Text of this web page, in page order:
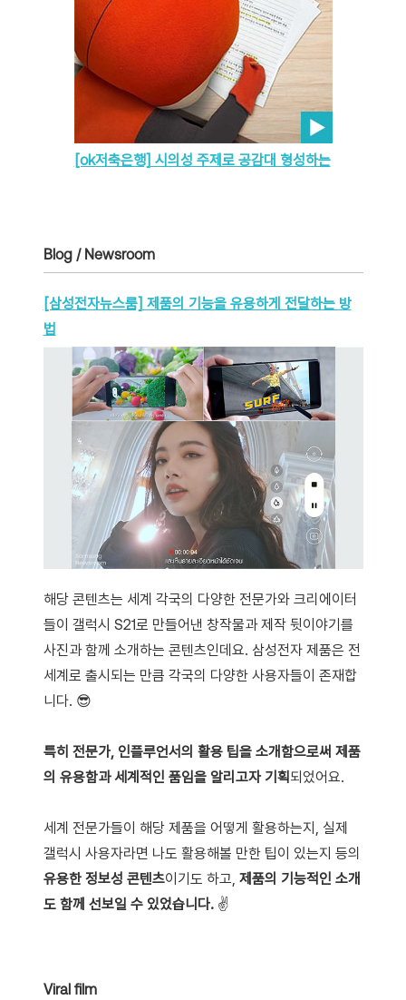
[ok저축은행] 시의성 주제로 공감대 형성하는
Blog / Newsroom
[삼성전자뉴스룸] 제품의 기능을 유용하게 전달하는 방
법
해당 콘텐츠는 세계 각국의 다양한 전문가와 크리에이터
들이 갤럭시 S21로 만들어낸 창작물과 제작 뒷이야기를
사진과 함께 소개하는 콘텐츠인데요. 삼성전자 제품은 전
세계로 출시되는 만큼 각국의 다양한 사용자들이 존재합
니다. 😎
특히 전문가, 인플루언서의 활용 팁을 소개함으로써 제품
의 유용함과 세계적인 품임을 알리고자 기획되었어요.
세계 전문가들이 해당 제품을 어떻게 활용하는지, 실제
갤럭시 사용자라면 나도 활용해볼 만한 팁이 있는지 등의
유용한 정보성 콘텐츠이기도 하고, 제품의 기능적인 소개
도 함께 선보일 수 있었습니다. ✌️
Viral film